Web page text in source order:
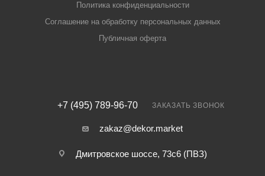
Политика конфиденциальности
Соглашение на обработку персональных данных
Публичная оферта
+7 (495) 789-96-70 ЗАКАЗАТЬ ЗВОНОК
zakaz@dekor.market
Дмитровское шоссе, 73с6 (ПВЗ)